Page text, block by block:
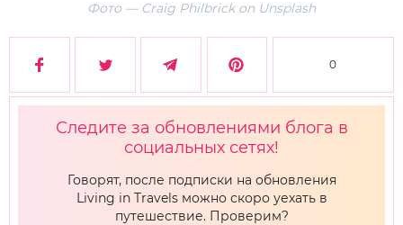
Фото — Craig Philbrick on Unsplash
0
Следите за обновлениями блога в
социальных сетях!
Говорят, после подписки на обновления
Living in Travels можно скоро уехать в
путешествие. Проверим?